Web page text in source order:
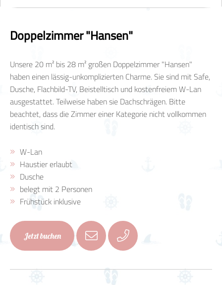
Doppelzimmer "Hansen"
Unsere 20 m² bis 28 m² großen Doppelzimmer "Hansen"
haben einen lässig-unkomplizierten Charme. Sie sind mit Safe,
Dusche, Flachbild-TV, Beistelltisch und kostenfreiem W-Lan
ausgestattet. Teilweise haben sie Dachschrägen. Bitte
beachtet, dass die Zimmer einer Kategorie nicht vollkommen
identisch sind.
W-Lan
Haustier erlaubt
Dusche
belegt mit 2 Personen
Frühstück inklusive
Jetzt buchen